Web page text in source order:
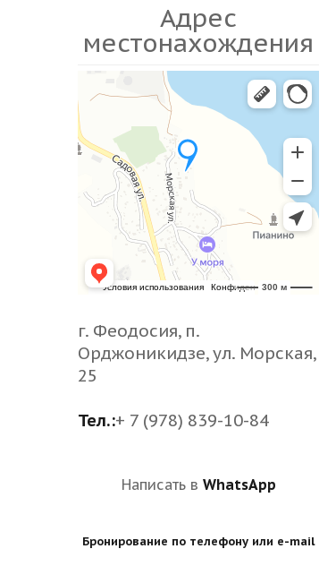
Адрес
местонахождения
г. Феодосия, п.
Орджоникидзе, ул. Морская,
25
Тел.:+ 7 (978) 839-10-84
Написать в WhatsApp
Бронирование по телефону или e-mail